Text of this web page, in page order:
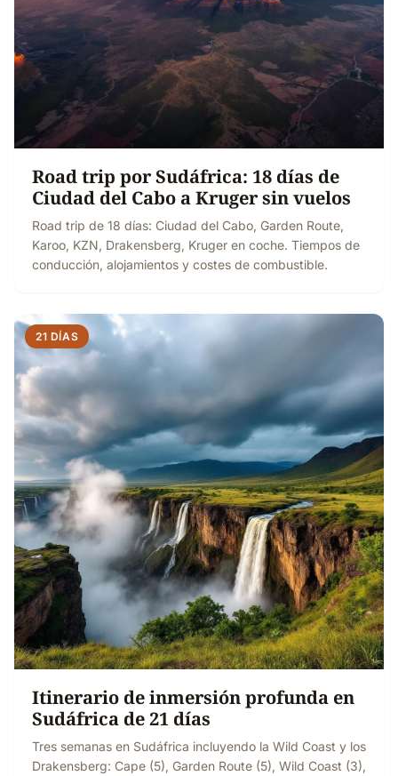
Road trip por Sudáfrica: 18 días de
Ciudad del Cabo a Kruger sin vuelos
Road trip de 18 días: Ciudad del Cabo, Garden Route,
Karoo, KZN, Drakensberg, Kruger en coche. Tiempos de
conducción, alojamientos y costes de combustible.
21 DÍAS
Itinerario de inmersión profunda en
Sudáfrica de 21 días
Tres semanas en Sudáfrica incluyendo la Wild Coast y los
Drakensberg: Cape (5), Garden Route (5), Wild Coast (3),